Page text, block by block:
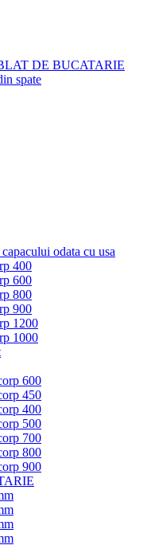
DE BUCATARIE
spate
odata cu usa
400
600
800
900
1200
1000
600
450
400
500
700
800
900